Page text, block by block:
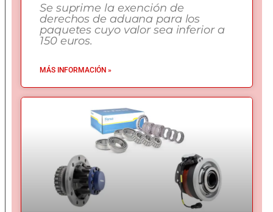
Se suprime la exención de
derechos de aduana para los
paquetes cuyo valor sea inferior a
150 euros.
MÁS INFORMACIÓN »